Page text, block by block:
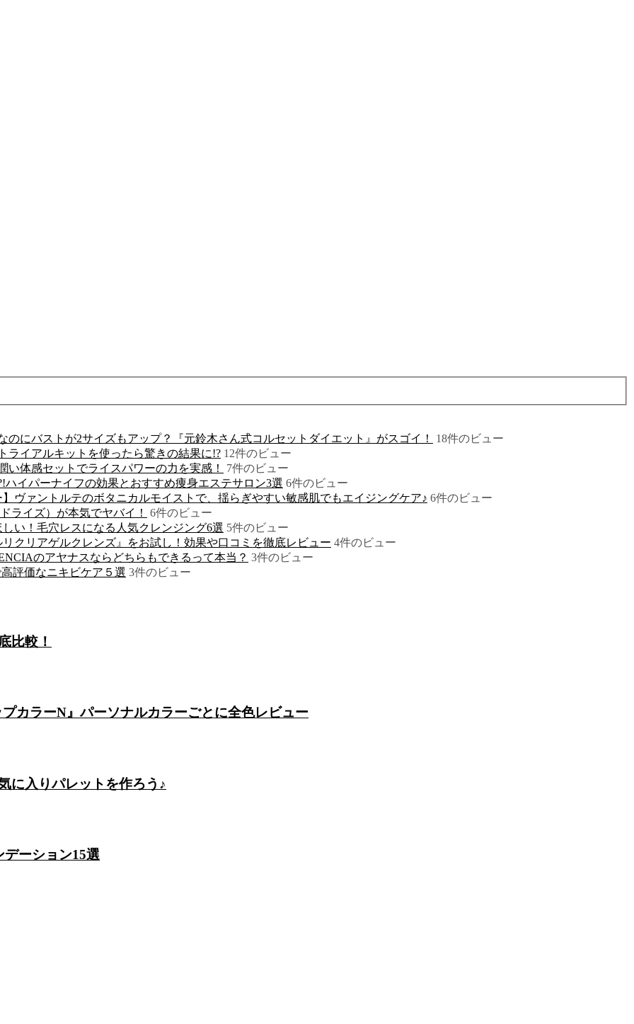
のにバストが2サイズもアップ？『元鈴木さん式コルセットダイエット』がスゴイ！
18件のビュー
ライアルキットを使ったら驚きの結果に!? 12件のビュー
体感セットでライスパワーの力を実感！
7件のビュー
ハイパーナイフの効果とおすすめ痩身エステサロン3選 6件のビュー
ヴァントルテのボタニカルモイストで、揺らぎやすい敏感肌でもエイジングケア♪ 6件のビュー
ライズ）が本気でヤバイ！
6件のビュー
い！毛穴レスになる人気クレンジング6選 5件のビュー
クリアゲルクレンズ』をお試し！効果や口コミを徹底レビュー 4件のビュー
のアヤナスならどちらもできるって本当？ 3件のビュー
評価なニキビケア５選 3件のビュー
比較！
カラーN』パーソナルカラーごとに全色レビュー
に入りパレットを作ろう♪
ーション15選